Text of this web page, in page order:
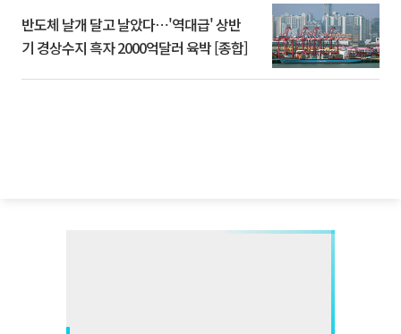
반도체 날개 달고 날았다⋯'역대급' 상반
기 경상수지 흑자 2000억달러 육박 [종합]